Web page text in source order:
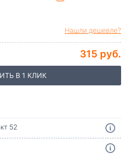
Нашли дешевле?
315 руб.
В 1 КЛИК
52